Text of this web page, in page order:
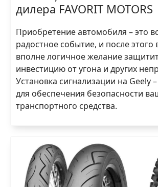
дилера FAVORIT MOTORS
Приобретение автомобиля – это
радостное событие, и после этого
вполне логичное желание
инвестицию от угона и других
Установка сигнализации на Geely
для обеспечения безопасности
транспортного средства.